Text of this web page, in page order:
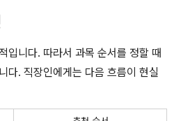
입니다. 따라서 과목 순서를 정할 때
다. 직장인에게는 다음 흐름이 현실